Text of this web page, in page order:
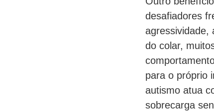
desafiadores
agressividade,
do colar,
para o próprio
autismo atua
sobrecarga